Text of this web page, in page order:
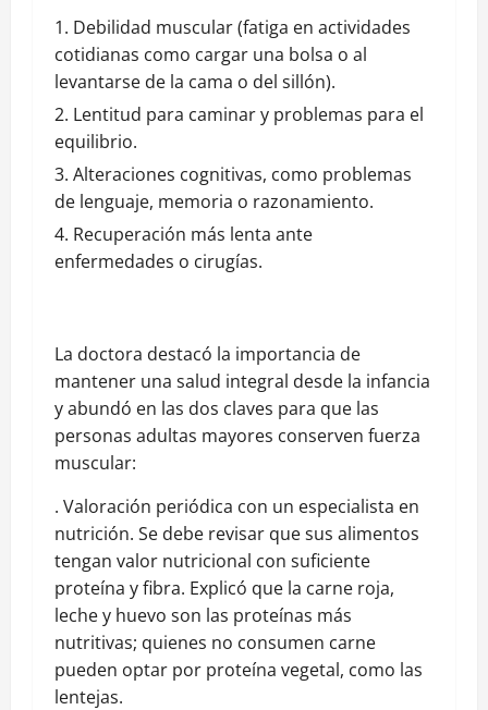
Debilidad muscular (fatiga en actividades
cotidianas como cargar una bolsa o al
levantarse de la cama o del sillón).
Lentitud para caminar y problemas para el
equilibrio.
Alteraciones cognitivas, como problemas
de lenguaje, memoria o razonamiento.
Recuperación más lenta ante
enfermedades o cirugías.
La doctora destacó la importancia de
mantener una salud integral desde la infancia
y abundó en las dos claves para que las
personas adultas mayores conserven fuerza
muscular:
. Valoración periódica con un especialista en
nutrición. Se debe revisar que sus alimentos
tengan valor nutricional con suficiente
proteína y fibra. Explicó que la carne roja,
leche y huevo son las proteínas más
nutritivas; quienes no consumen carne
pueden optar por proteína vegetal, como las
lentejas.